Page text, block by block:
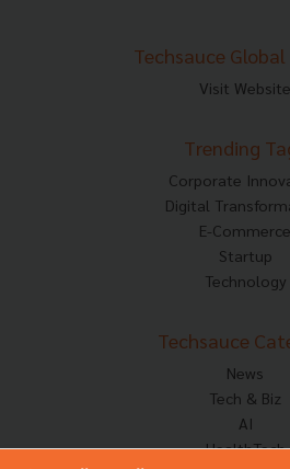
Techsauce
Visit Website
Trending
Corporate
Digital
E-Commerce
Startup
Technology
Techsauce
News
Tech & Biz
AI
HealthTech